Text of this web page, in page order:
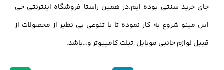
جای خرید سنتی بوده ایم.در همین راستا فروشگاه اینترنتی جی
اس مینو شروع به کار نموده تا با تنوعی بی نظیر از محصولات از
قبیل لوازم جانبی موبایل ,تبلت,کامپیوتر و…باشد.